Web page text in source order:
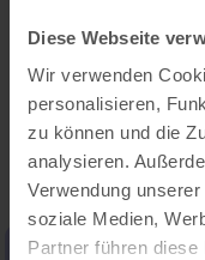
Diese Webseite
Wir verwenden
personalisieren,
zu können und die
analysieren.
Verwendung
soziale Medien,
Partner führen